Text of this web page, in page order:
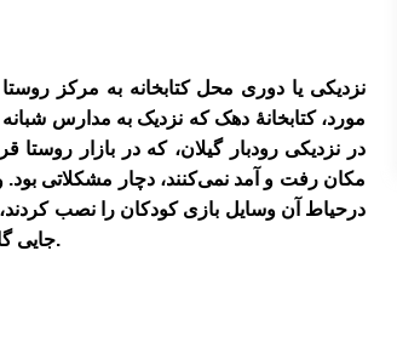
نزدیکی یا دوری محل کتابخانه به مرکز
مورد، کتابخانۀ دهک که نزدیک به مدارس
در نزدیکی رودبار گیلان، که در بازار
مکان رفت و آمد نمی‌کنند، دچار مشکلاتی بود.
درحیاط آن وسایل بازی کودکان را نصب
جایی گاه به گاه را درپی دارد که با تغییر مکان بعضی از اعضا را از دست ‌می‌دهد.